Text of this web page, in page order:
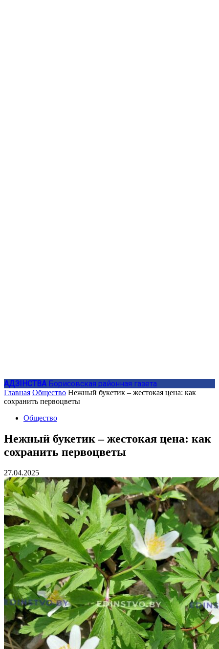
АДЗIНСТВА Борисовская районная газета
Главная Общество Нежный букетик – жестокая цена: как
сохранить первоцветы
Общество
Нежный букетик – жестокая цена: как
сохранить первоцветы
27.04.2025